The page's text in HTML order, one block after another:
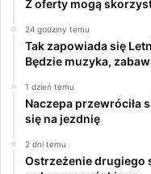
Z oferty mogą
24 godziny temu
Tak zapowiada się
Będzie muzyka,
1 dzień temu
Naczepa przewróciła
się na jezdnię
2 dni temu
Ostrzeżenie drugiego